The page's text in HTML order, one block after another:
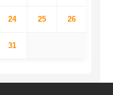
24 25 26
31